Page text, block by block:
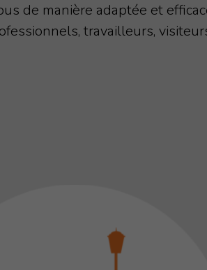
de manière adaptée et
travailleurs,